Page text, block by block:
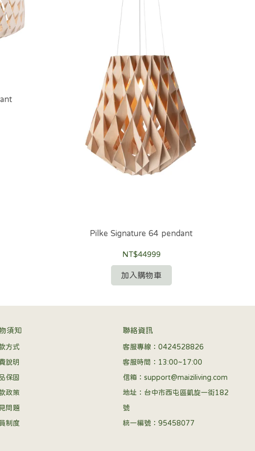
Pilke Signature 64 pendant
NT$44999
加入購物車
須知
方式
說明
保固
政策
問題
制度
聯絡資訊
客服專線：0424528826
客服時間：13:00~17:00
信箱：support@maiziliving.com
地址：台中市西屯區凱旋一街182
號
統一編號：95458077